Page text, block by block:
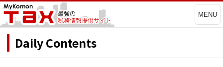
MENU
Daily Contents